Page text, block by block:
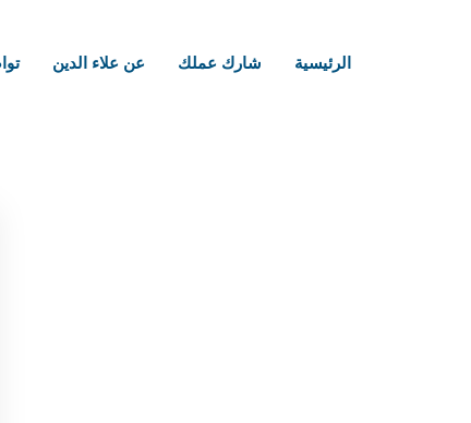
الرئيسية شارك عملك عن علاء الدين